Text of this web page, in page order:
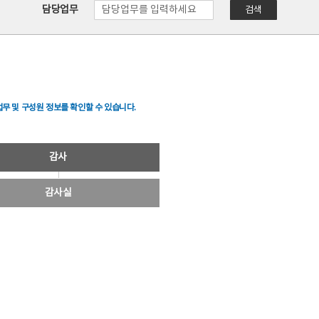
담당업무 검색
및 구성원 정보를 확인할 수 있습니다.
감사
감사실